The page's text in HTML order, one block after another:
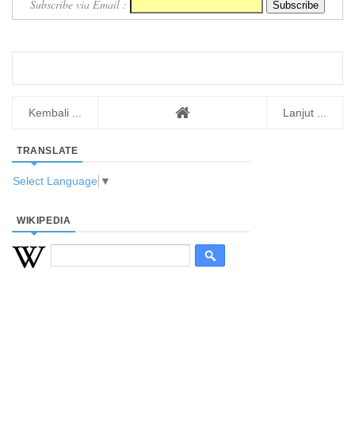
Subscribe via Email :
Kembali ... Lanjut ...
TRANSLATE
Select Language ▼
WIKIPEDIA